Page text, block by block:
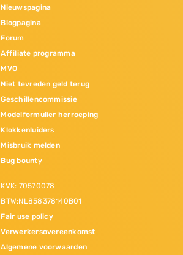
Nieuwspagina
Blogpagina
Forum
Affiliate programma
MVO
Niet tevreden geld terug
Geschillencommissie
Modelformulier herroeping
Klokkenluiders
Misbruik melden
Bug bounty
KVK: 70570078
BTW:NL858378140B01
Fair use policy
Verwerkersovereenkomst
Algemene voorwaarden